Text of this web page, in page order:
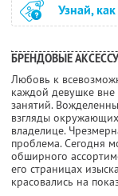
Узнай,
БРЕНДОВЫЕ
Любовь к
каждой девушке вне
занятий.
взгляды
владелице.
проблема. Сегодня
обширного
его страницах
красовались на